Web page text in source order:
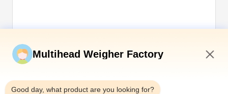
Multihead Weigher Factory
Good day, what product are you looking for?